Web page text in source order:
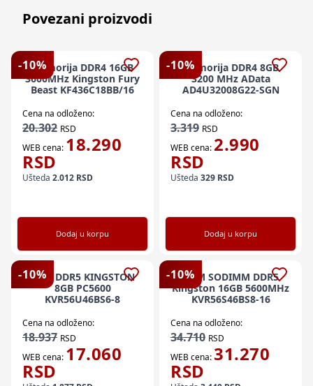
Povezani proizvodi
-10%
Memorija DDR4 16GB
3600MHz Kingston Fury
Beast KF436C18BB/16
Cena na odloženo:
20.302 RSD
WEB cena: 18.290
RSD
Ušteda 2.012 RSD
Dodaj u korpu
-10%
Memorija DDR4 8GB
3200 MHz AData
AD4U32008G22-SGN
Cena na odloženo:
3.319 RSD
WEB cena: 2.990
RSD
Ušteda 329 RSD
Dodaj u korpu
-10%
RAM DDR5 KINGSTON
8GB PC5600
KVR56U46BS6-8
Cena na odloženo:
18.937 RSD
WEB cena: 17.060
RSD
-10%
RAM SODIMM DDR5
Kingston 16GB 5600MHz
KVR56S46BS8-16
Cena na odloženo:
34.710 RSD
WEB cena:31.270
RSD